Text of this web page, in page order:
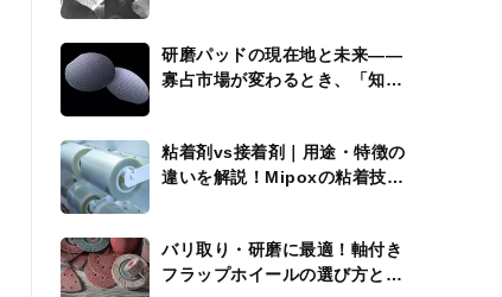
研磨パッドの現在地と未来――
寡占市場が変わるとき、「知能
粘着剤vs接着剤｜用途・特徴の
違いを解説！Mipoxの粘着技術
バリ取り・研磨に最適！軸付き
フラップホイールの選び方と活